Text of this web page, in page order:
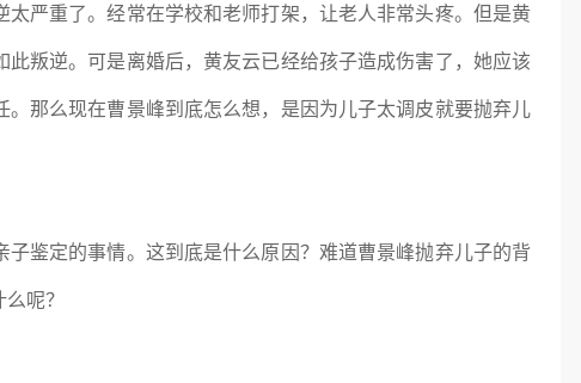
严重了。经常在学校和老师打架，让老人非常头疼。但是黄
叛逆。可是离婚后，黄友云已经给孩子造成伤害了，她应该
那么现在曹景峰到底怎么想，是因为儿子太调皮就要抛弃儿
鉴定的事情。这到底是什么原因？难道曹景峰抛弃儿子的背
呢？